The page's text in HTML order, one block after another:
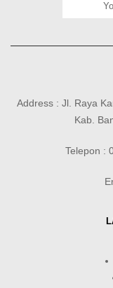
Address : Jl. Raya
Kab.
Telepon :